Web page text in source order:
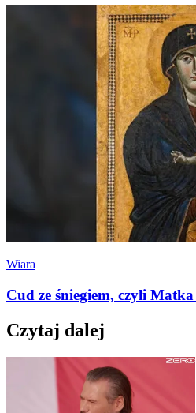
Wiara
Cud ze śniegiem, czyli
Czytaj dalej